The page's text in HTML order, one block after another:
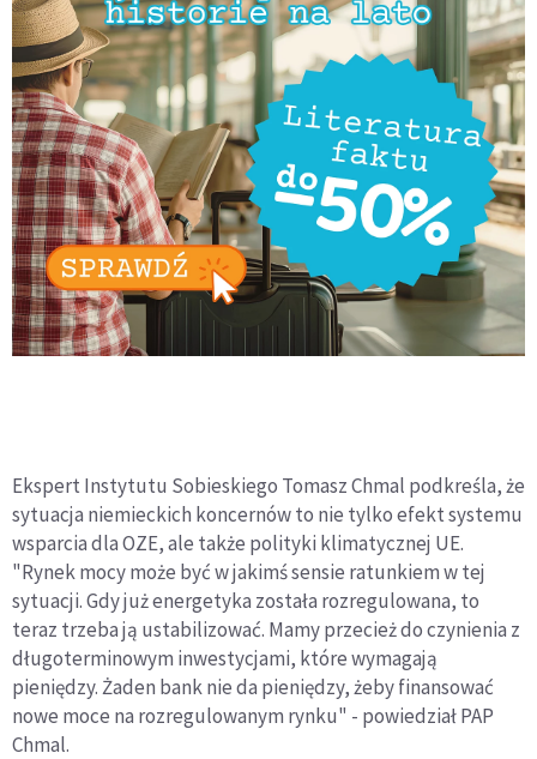
Ekspert Instytutu Sobieskiego Tomasz Chmal podkreśla, że
sytuacja niemieckich koncernów to nie tylko efekt systemu
wsparcia dla OZE, ale także polityki klimatycznej UE.
"Rynek mocy może być w jakimś sensie ratunkiem w tej
sytuacji. Gdy już energetyka została rozregulowana, to
teraz trzeba ją ustabilizować. Mamy przecież do czynienia z
długoterminowym inwestycjami, które wymagają
pieniędzy. Żaden bank nie da pieniędzy, żeby finansować
nowe moce na rozregulowanym rynku" - powiedział PAP
Chmal.